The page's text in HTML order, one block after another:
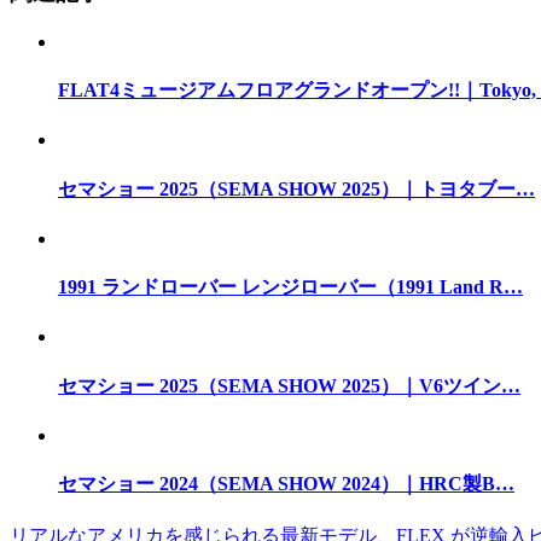
FLAT4ミュージアムフロアグランドオープン!!｜
セマショー 2025（SEMA SHOW 2025）｜トヨタブー…
1991 ランドローバー レンジローバー（1991 Land R…
セマショー 2025（SEMA SHOW 2025）｜V6ツイン…
セマショー 2024（SEMA SHOW 2024）｜HRC製B…
リアルなアメリカを感じられる最新モデル、FLEX が逆輸入